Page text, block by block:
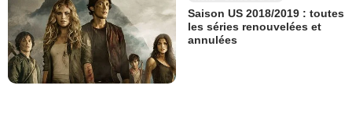
Saison US 2018/2019 : toutes
les séries renouvelées et
annulées